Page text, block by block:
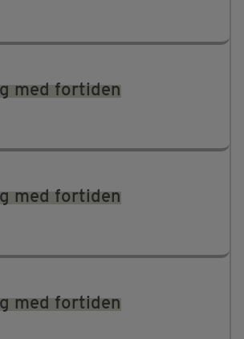
med fortiden
med fortiden
med fortiden